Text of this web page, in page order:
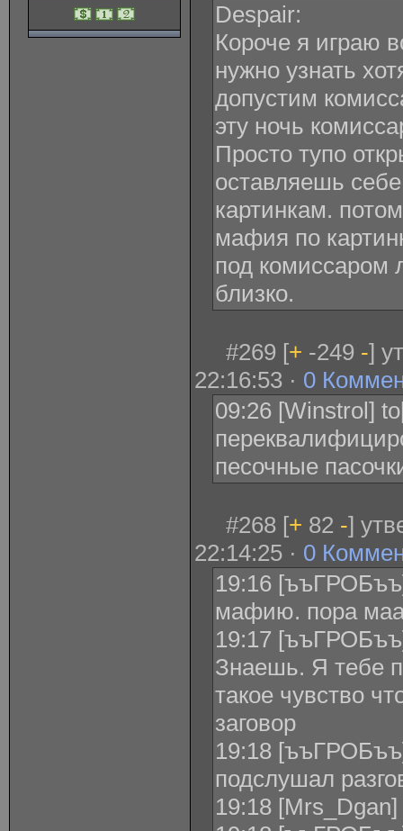
Despair:
Короче я играю
нужно узнать
допустим
эту ночь
Просто тупо
оставляешь
картинкам.
мафия по
под комиссаром
близко.
#269 [+ -249 -]
22:16:53 · 0
09:26 [Winstrol]
песочные
#268 [+ 82 -]
22:14:25 · 0
19:16
мафию. пора
19:17
Знаешь. Я тебе
такое чувство
заговор
19:18
подслушал
19:18